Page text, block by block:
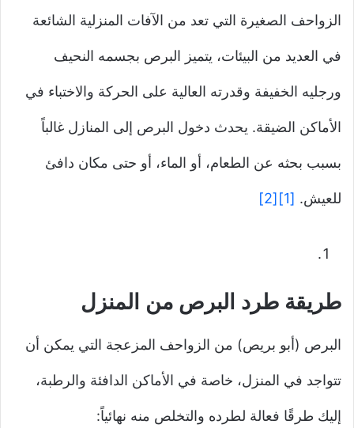
الزواحف الصغيرة التي تعد من الآفات المنزلية الشائعة
في العديد من البيئات، يتميز البرص بجسمه النحيف
ورجليه الخفيفة وقدرته العالية على الحركة والاختباء في
الأماكن الضيقة. يحدث دخول البرص إلى المنازل غالباً
بسبب بحثه عن الطعام، أو الماء، أو حتى مكان دافئ
للعيش. [1]
[2]
طريقة طرد البرص من المنزل
البرص (أبو بريص) من الزواحف المزعجة التي يمكن أن
تتواجد في المنزل، خاصة في الأماكن الدافئة والرطبة،
إليك طرقًا فعالة لطرده والتخلص منه نهائياً: